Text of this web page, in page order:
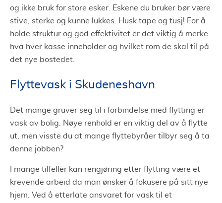
og ikke bruk for store esker. Eskene du bruker bør være
stive, sterke og kunne lukkes. Husk tape og tusj! For å
holde struktur og god effektivitet er det viktig å merke
hva hver kasse inneholder og hvilket rom de skal til på
det nye bostedet.
Flyttevask i Skudeneshavn
Det mange gruver seg til i forbindelse med flytting er
vask av bolig. Nøye renhold er en viktig del av å flytte
ut, men visste du at mange flyttebyråer tilbyr seg å ta
denne jobben?
I mange tilfeller kan rengjøring etter flytting være et
krevende arbeid da man ønsker å fokusere på sitt nye
hjem. Ved å etterlate ansvaret for vask til et